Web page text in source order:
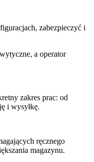
zabezpieczyć i
a operator
zakres prac: od
i wysyłkę.
ręcznego
magazynu.